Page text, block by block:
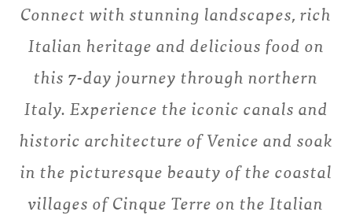
Connect with stunning landscapes, rich
Italian heritage and delicious food on
this 7-day journey through northern
Italy. Experience the iconic canals and
historic architecture of Venice and soak
in the picturesque beauty of the coastal
villages of Cinque Terre on the Italian